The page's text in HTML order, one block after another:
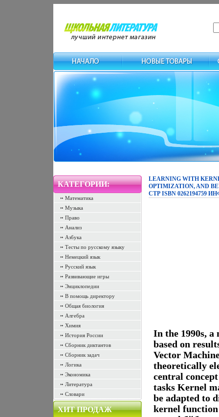
КАТЕГОРИИ:
Математика
Музыка
Право
Анализ
Азбука
Тесты по русскому языку
Немецкий язык
Русский язык
Развивающие игры
Энциклопедии
В помощь директору
Общая биология
Алгебра
Химия
История России
Сборник диктантов
Сборник задач
Логика
Экономика
Литература
Словари
ХИТ ПРОДАЖ
LEARNING WITH
OPTIMIZATION, AND
СТР ISBN 0262194759
In the 1990s, a
based on
Vector
theoretically
central
tasks Kernel
be adapted to
kernel